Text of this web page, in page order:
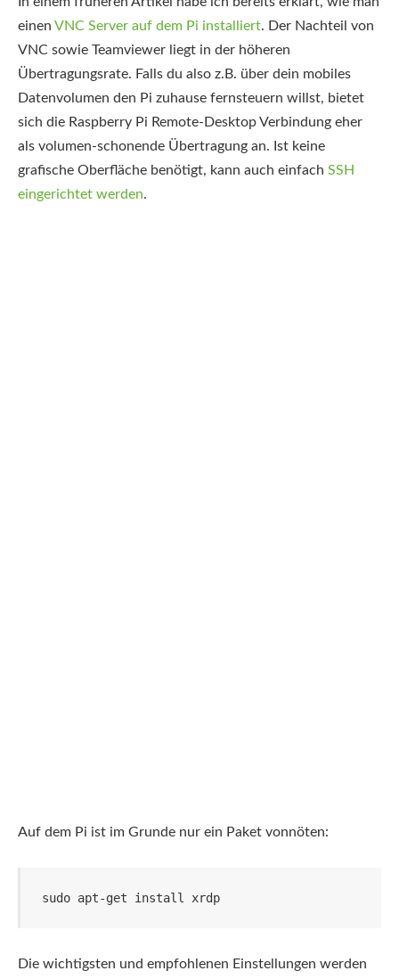
einen VNC Server auf dem Pi installiert. Der Nachteil von
VNC sowie Teamviewer liegt in der höheren
Übertragungsrate. Falls du also z.B. über dein mobiles
Datenvolumen den Pi zuhause fernsteuern willst, bietet
sich die Raspberry Pi Remote-Desktop Verbindung eher
als volumen-schonende Übertragung an. Ist keine
grafische Oberfläche benötigt, kann auch einfach SSH
eingerichtet werden.
Auf dem Pi ist im Grunde nur ein Paket vonnöten:
sudo apt-get install xrdp
Die wichtigsten und empfohlenen Einstellungen werden